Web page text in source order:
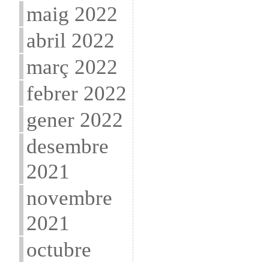
maig 2022
abril 2022
març 2022
febrer 2022
gener 2022
desembre
2021
novembre
2021
octubre